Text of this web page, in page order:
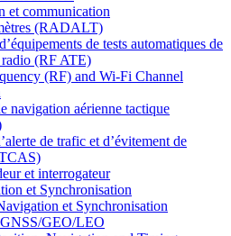
et communication
(RADALT)
de tests automatiques de
(RF ATE)
(RF) and Wi-Fi Channel
navigation aérienne tactique
de trafic et d’évitement de
et interrogateur
et Synchronisation
et Synchronisation
GEO/LEO